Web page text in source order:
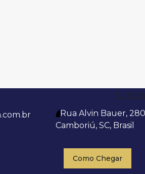
Rua Alvin Bauer, 280
Camboriú, SC, Brasil
Como Chegar